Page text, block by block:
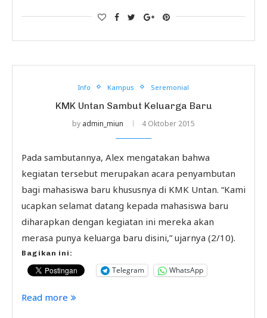
Info Kampus Seremonial
KMK Untan Sambut Keluarga Baru
by admin_miun 4 Oktober 2015
Pada sambutannya, Alex mengatakan bahwa
kegiatan tersebut merupakan acara penyambutan
bagi mahasiswa baru khususnya di KMK Untan. “Kami
ucapkan selamat datang kepada mahasiswa baru
diharapkan dengan kegiatan ini mereka akan
merasa punya keluarga baru disini,” ujarnya (2/10).
Bagikan ini:
Telegram WhatsApp
Read more